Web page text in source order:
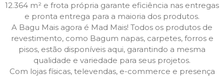
12.364 m² e frota própria garante eficiência nas entregas
e pronta entrega para a maioria dos produtos.
A Bagu Mais agora é Mad Mais! Todos os produtos de
revestimento, como Bagum napas, carpetes, forros e
pisos, estão disponíveis aqui, garantindo a mesma
qualidade e variedade para seus projetos.
Com lojas físicas, televendas, e-commerce e presença